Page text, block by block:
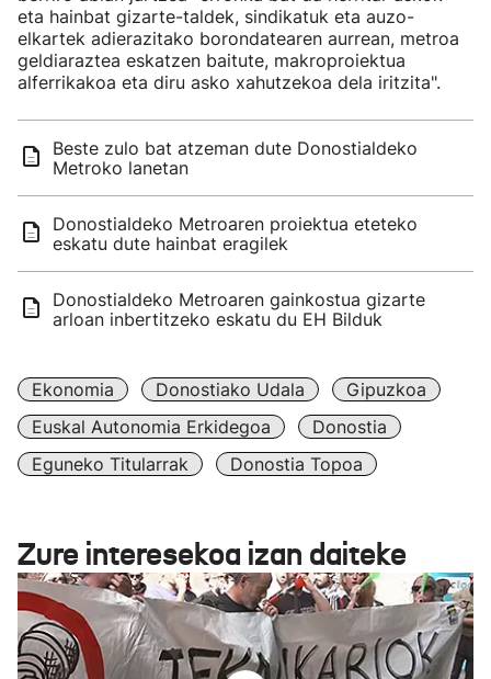
eta hainbat gizarte-taldek, sindikatuk eta auzo-
elkartek adierazitako borondatearen aurrean, metroa
geldiaraztea eskatzen baitute, makroproiektua
alferrikakoa eta diru asko xahutzekoa dela iritzita".
Beste zulo bat atzeman dute Donostialdeko
Metroko lanetan
Donostialdeko Metroaren proiektua eteteko
eskatu dute hainbat eragilek
Donostialdeko Metroaren gainkostua gizarte
arloan inbertitzeko eskatu du EH Bilduk
Ekonomia Donostiako Udala
Gipuzkoa
Euskal Autonomia Erkidegoa
Donostia
Eguneko Titularrak
Donostia Topoa
Zure interesekoa izan daiteke